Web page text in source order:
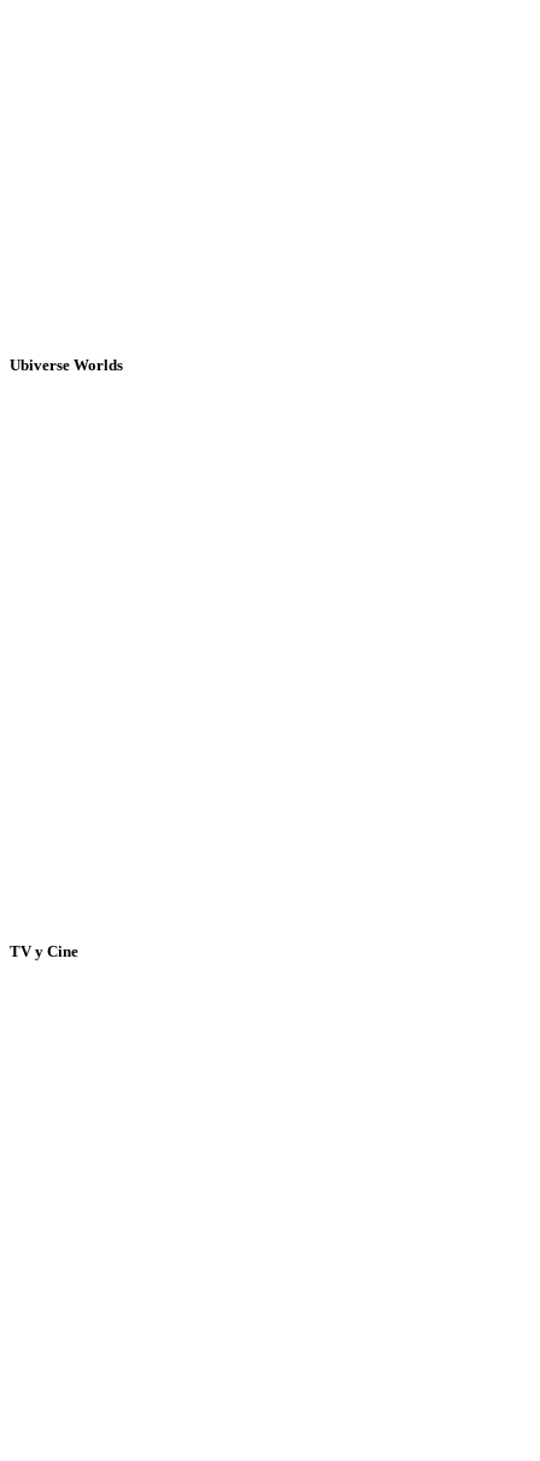
Ubiverse Worlds
TV y Cine